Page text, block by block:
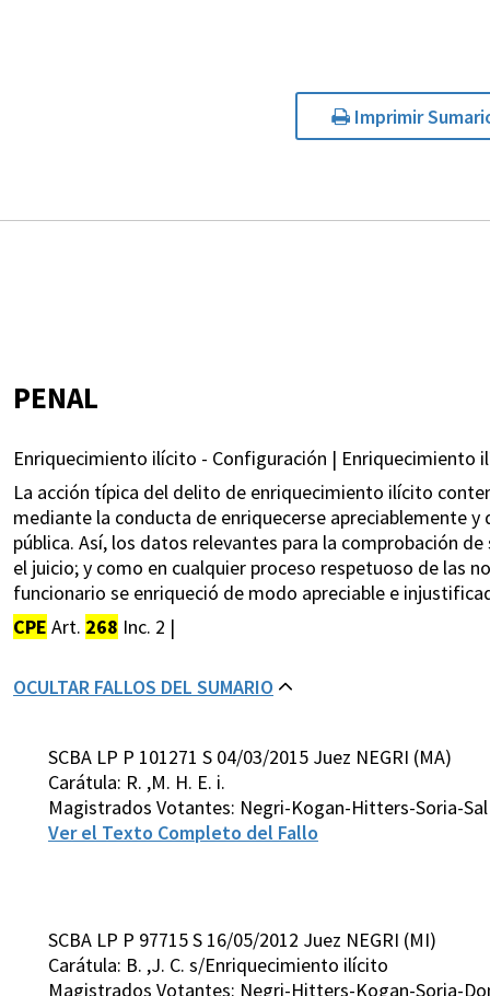
Imprimir
PENAL
Enriquecimiento ilícito - Configuración | Enriquecimiento
La acción típica del delito de enriquecimiento ilícito
mediante la conducta de enriquecerse apreciablemente
pública. Así, los datos relevantes para la comprobación
el juicio; y como en cualquier proceso respetuoso de las
funcionario se enriqueció de modo apreciable e
CPE Art. 268 Inc. 2 |
OCULTAR FALLOS DEL SUMARIO
SCBA LP P 101271 S 04/03/2015 Juez NEGRI (MA)
Carátula: R. ,M. H. E. i.
Magistrados Votantes: Negri-Kogan-Hitters-Soria-
Ver el Texto Completo del Fallo
SCBA LP P 97715 S 16/05/2012 Juez NEGRI (MI)
Carátula: B. ,J. C. s/Enriquecimiento ilícito
Magistrados Votantes: Negri-Hitters-Kogan-Soria-